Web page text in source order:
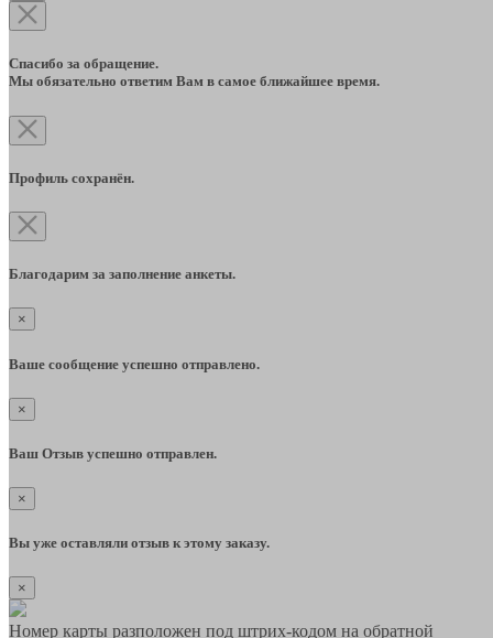
Спасибо за обращение.
Мы обязательно ответим Вам в самое ближайшее время.
Профиль сохранён.
Благодарим за заполнение анкеты.
×
Ваше сообщение успешно отправлено.
×
Ваш Отзыв успешно отправлен.
×
Вы уже оставляли отзыв к этому заказу.
×
Номер карты разположен под штрих-кодом на обратной